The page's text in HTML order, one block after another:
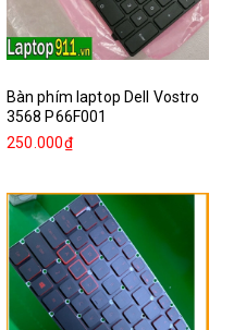
Bàn phím laptop Dell Vostro
3568 P66F001
250.000₫